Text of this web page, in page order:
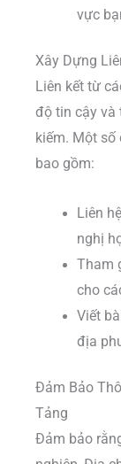
vực
Xây Dựng
Liên kết từ
độ tin cậy và
kiếm. Một
bao gồm:
Liên
nghị
Tham
cho
Viết
địa
Đảm Bảo
Tảng
Đảm bảo